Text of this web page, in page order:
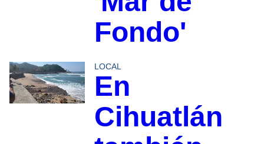
Fondo'
LOCAL
En
Cihuatlán